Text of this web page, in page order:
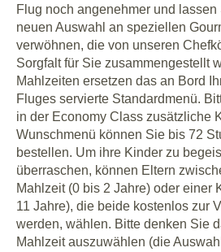
Flug noch angenehmer und
neuen Auswahl an speziellen
verwöhnen, die von unseren
Sorgfalt für Sie zusammengestellt
Mahlzeiten ersetzen das an Bord
Fluges servierte Standardmenü.
in der Economy Class zusätzliche
Wunschmenü können Sie bis 72
bestellen. Um ihre Kinder zu
überraschen, können Eltern
Mahlzeit (0 bis 2 Jahre) oder einer
11 Jahre), die beide kostenlos zur
werden, wählen. Bitte denken Sie
Mahlzeit auszuwählen (die